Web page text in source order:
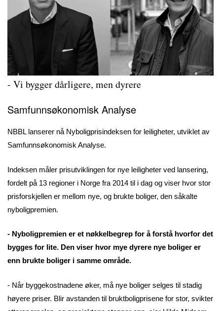
- Vi bygger dårligere, men dyrere
Samfunnsøkonomisk Analyse
NBBL lanserer nå Nyboligprisindeksen for leiligheter, utviklet av
Samfunnsøkonomisk Analyse.
Indeksen måler prisutviklingen for nye leiligheter ved lansering,
fordelt på 13 regioner i Norge fra 2014 til i dag og viser hvor stor
prisforskjellen er mellom nye, og brukte boliger, den såkalte
nyboligpremien.
- Nyboligpremien er et nøkkelbegrep for å forstå hvorfor det
bygges for lite. Den viser hvor mye dyrere nye boliger er
enn brukte boliger i samme område.
- Når byggekostnadene øker, må nye boliger selges til stadig
høyere priser. Blir avstanden til bruktboligprisene for stor, svikter